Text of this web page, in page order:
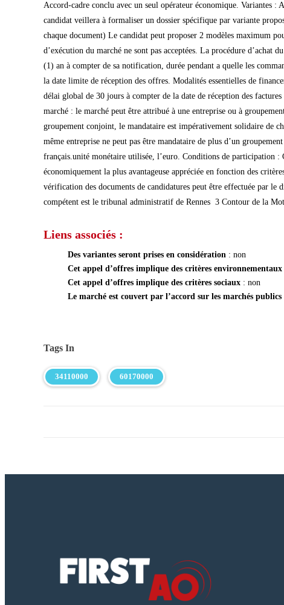
Accord-cadre conclu avec un seul opérateur économique. Variantes :
candidat veillera à formaliser un dossier spécifique par variante
chaque document) Le candidat peut proposer 2 modèles maximum
d’exécution du marché ne sont pas acceptées. La procédure d’achat
(1) an à compter de sa notification, durée pendant a quelle les
la date limite de réception des offres. Modalités essentielles de
délai global de 30 jours à compter de la date de réception des
marché : le marché peut être attribué à une entreprise ou à
groupement conjoint, le mandataire est impérativement solidaire de
même entreprise ne peut pas être mandataire de plus d’un
français.unité monétaire utilisée, l’euro. Conditions de participation
économiquement la plus avantageuse appréciée en fonction des
vérification des documents de candidatures peut être effectuée par
compétent est le tribunal administratif de Rennes  3 Contour de la
Liens associés :
Des variantes seront prises en considération : non
Cet appel d’offres implique des critères environnementaux
Cet appel d’offres implique des critères sociaux : non
Le marché est couvert par l’accord sur les marchés
Tags In
34110000 60170000